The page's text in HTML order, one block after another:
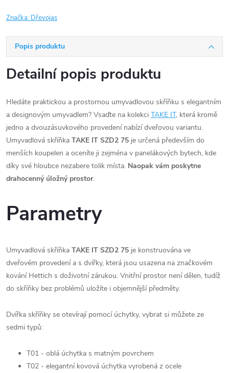
Značka: Dřevojas
Popis produktu
Detailní popis produktu
Hledáte praktickou a prostornou umyvadlovou skříňku s elegantním
a designovým umyvadlem? Vsaďte na kolekci TAKE IT, která kromě
jedno a dvouzásuvkového provedení nabízí dveřovou variantu.
Umyvadlová skříňka TAKE IT SZD2 75 je určená především do
menších koupelen a oceníte ji zejména v panelákových bytech, kde
díky své hloubce nezabere tolik místa. Naopak vám poskytne
drahocenný úložný prostor.
Parametry
Umyvadlová skříňka TAKE IT SZD2 75 je konstruována ve
dveřovém provedení a s dvířky, která jsou usazena na značkovém
kování Hettich s doživotní zárukou. Vnitřní prostor není dělen, tudíž
do skříňky bez problémů uložíte i objemnější předměty.
Dvířka skříňky se otevírají pomocí úchytky, vybrat si můžete ze
sedmi typů:
T01 - oblá úchytka s matným povrchem
T02 - elegantní kovová úchytka vyrobená z ocele